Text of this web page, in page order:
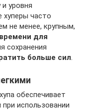
уровня
часто
не менее, крупным,
для
сохранения
больше сил.
обеспечивает
использовании